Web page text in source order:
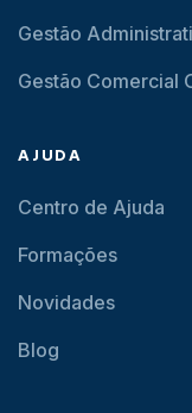
Gestão
Gestão Comercial
AJUDA
Centro de Ajuda
Formações
Novidades
Blog